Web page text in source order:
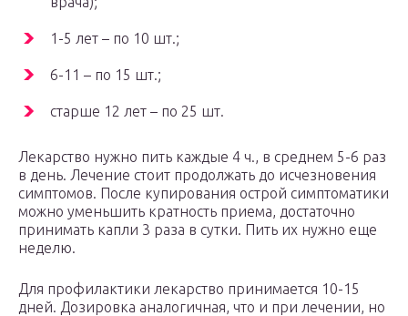
1-5 лет – по 10 шт.;
6-11 – по 15 шт.;
старше 12 лет – по 25 шт.
Лекарство нужно пить каждые 4 ч., в среднем 5-6 раз
в день. Лечение стоит продолжать до исчезновения
симптомов. После купирования острой симптоматики
можно уменьшить кратность приема, достаточно
принимать капли 3 раза в сутки. Пить их нужно еще
неделю.
Для профилактики лекарство принимается 10-15
дней. Дозировка аналогичная, что и при лечении, но